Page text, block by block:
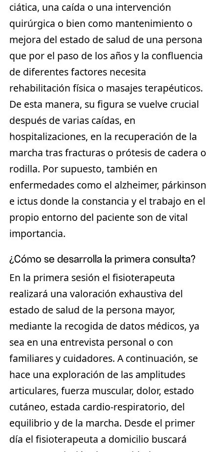
ciática, una caída o una intervención
quirúrgica o bien como mantenimiento o
mejora del estado de salud de una persona
que por el paso de los años y la confluencia
de diferentes factores necesita
rehabilitación física o masajes terapéuticos.
De esta manera, su figura se vuelve crucial
después de varias caídas, en
hospitalizaciones, en la recuperación de la
marcha tras fracturas o prótesis de cadera o
rodilla. Por supuesto, también en
enfermedades como el alzheimer, párkinson
e ictus donde la constancia y el trabajo en el
propio entorno del paciente son de vital
importancia.
¿Cómo se desarrolla la primera consulta?
En la primera sesión el fisioterapeuta
realizará una valoración exhaustiva del
estado de salud de la persona mayor,
mediante la recogida de datos médicos, ya
sea en una entrevista personal o con
familiares y cuidadores. A continuación, se
hace una exploración de las amplitudes
articulares, fuerza muscular, dolor, estado
cutáneo, estada cardio-respiratorio, del
equilibrio y de la marcha. Desde el primer
día el fisioterapeuta a domicilio buscará